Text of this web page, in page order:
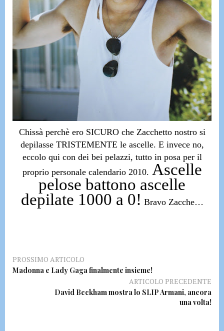
Chissà perchè ero SICURO che Zacchetto nostro si
depilasse TRISTEMENTE le ascelle. E invece no,
eccolo qui con dei bei pelazzi, tutto in posa per il
proprio personale calendario 2010. Ascelle
pelose battono ascelle
depilate 1000 a 0! Bravo Zacche…
PROSSIMO ARTICOLO
Madonna e Lady Gaga finalmente insieme!
ARTICOLO PRECEDENTE
David Beckham mostra lo SLIP Armani, ancora
una volta!